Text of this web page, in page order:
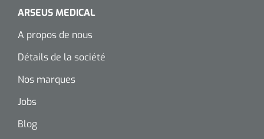
ARSEUS MEDICAL
A propos de nous
Détails de la société
Nos marques
Jobs
Blog